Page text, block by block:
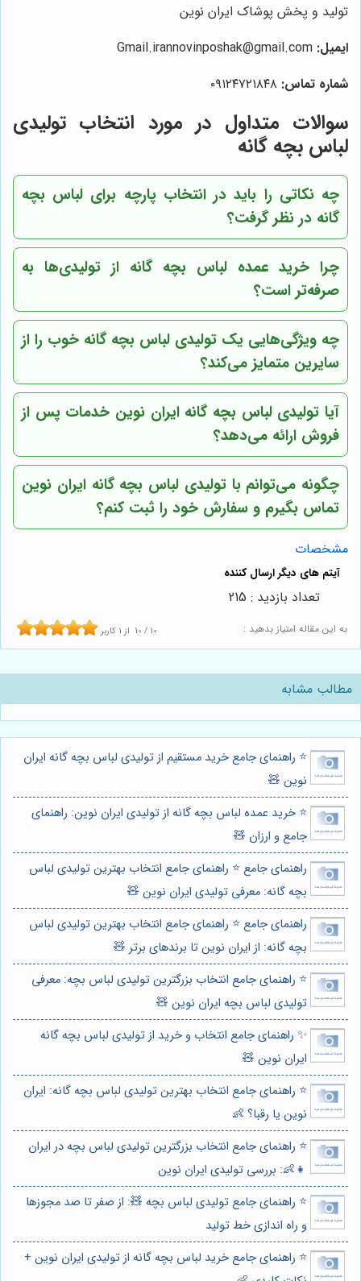
تولید و پخش پوشاک ایران نوین
ایمیل:
شماره تماس:
سوالات متداول در مورد انتخاب تولیدی
لباس بچه گانه
چه نکاتی را باید در انتخاب پارچه برای لباس بچه
گانه در نظر گرفت؟
چرا خرید عمده لباس بچه گانه از تولیدی‌ها به
صرفه‌تر است؟
چه ویژگی‌هایی یک تولیدی لباس بچه گانه خوب را از
سایرین متمایز می‌کند؟
آیا تولیدی لباس بچه گانه ایران نوین خدمات پس از
فروش ارائه می‌دهد؟
چگونه می‌توانم باتولیدی لباس بچه گانه ایران نوین
تماس بگیرم و سفارش خود را ثبت کنم؟
مشخصات
به این مقاله امتیاز بدهید : 10 / 10 از 1 کاربر
تعداد بازدید : 215
مطالب مشابه
⭐️ راهنمای جامع خرید مستقیم از تولیدی لباس بچه گانه ایران
نوین 🧸
⭐️ خرید عمده لباس بچه گانه از تولیدی ایران نوین: راهنمای
جامع و ارزان 🧸
راهنمای جامع ⭐️ راهنمای جامع انتخاب بهترین تولیدی لباس
بچه گانه: معرفی تولیدی ایران نوین 🧸
راهنمای جامع ⭐️ راهنمای جامع انتخاب بهترین تولیدی لباس
بچه گانه: از ایران نوین تا برندهای برتر 🧸
⭐️ راهنمای جامع انتخاب بزرگترین تولیدی لباس بچه: معرفی
تولیدی لباس بچه ایران نوین 🧸
✨ راهنمای جامع انتخاب و خرید از تولیدی لباس بچه گانه
ایران نوین 🧸
⭐️ راهنمای جامع انتخاب بهترین تولیدی لباس بچه گانه: ایران
نوین یا رقبا؟ 👶
⭐️ راهنمای جامع انتخاب بزرگترین تولیدی لباس بچه در ایران
👧👶: بررسی تولیدی ایران نوین
⭐️ راهنمای جامع تولیدی لباس بچه 🧸: از صفر تا صد مجوزها
و راه اندازی خط تولید
⭐️ راهنمای جامع خرید لباس بچه گانه از تولیدی ایران نوین +